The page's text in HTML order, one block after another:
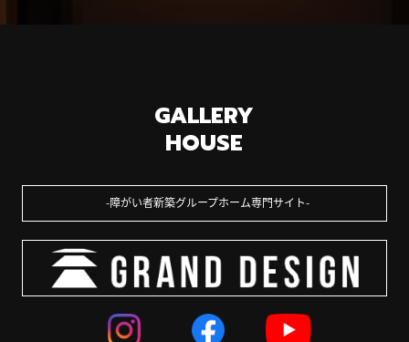
GALLERY
HOUSE
障がい者新築グループホーム専門サイト